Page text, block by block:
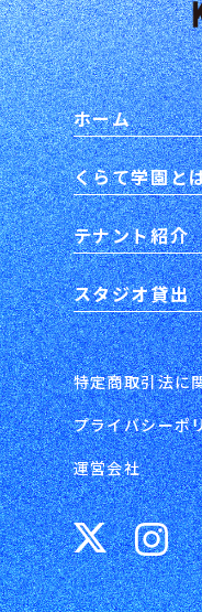
ホーム
くらて学園と
テナント紹介
スタジオ貸出
特定商取引法に
プライバシーポ
運営会社